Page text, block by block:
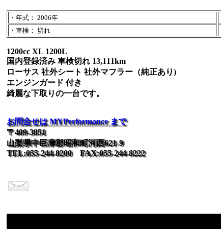
・年式： 2006年
・車検： 切れ
1200cc XL 1200L
国内登録済み 車検切れ 13,111km
ローサス 社外シート 社外マフラー（純正あり)
エンジンガード 付き
綺麗な下取りの一台です。
お問合せは MYPerformance まで
〒409-3851
山梨県中巨摩郡昭和町河西621-9
TEL:055-244-8200 FAX:055-244-8222